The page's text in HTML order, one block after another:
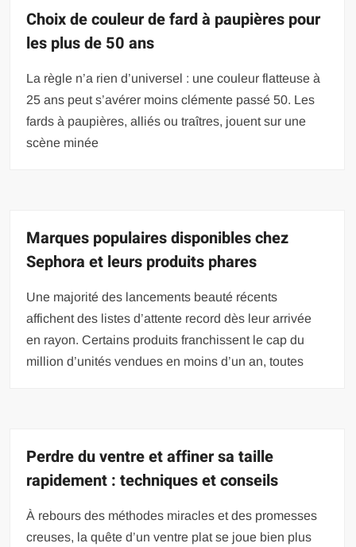
Choix de couleur de fard à paupières pour
les plus de 50 ans
La règle n’a rien d’universel : une couleur flatteuse à
25 ans peut s’avérer moins clémente passé 50. Les
fards à paupières, alliés ou traîtres, jouent sur une
scène minée
Marques populaires disponibles chez
Sephora et leurs produits phares
Une majorité des lancements beauté récents
affichent des listes d’attente record dès leur arrivée
en rayon. Certains produits franchissent le cap du
million d’unités vendues en moins d’un an, toutes
Perdre du ventre et affiner sa taille
rapidement : techniques et conseils
À rebours des méthodes miracles et des promesses
creuses, la quête d’un ventre plat se joue bien plus